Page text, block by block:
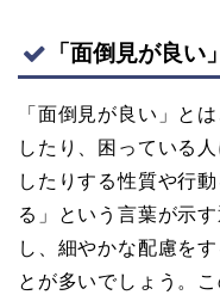
「面倒見が良
「面倒見が良い」と
したり、困っている
したりする性質や行
る」という言葉が示
し、細やかな配慮を
とが多いでしょう。